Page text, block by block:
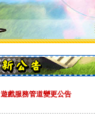
遊戲服務管道變更公告